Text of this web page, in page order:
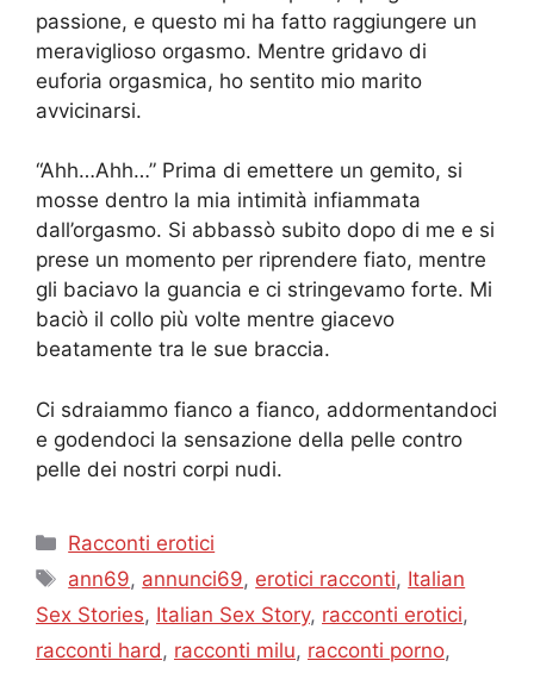
passione, e questo mi ha fatto raggiungere un
meraviglioso orgasmo. Mentre gridavo di
euforia orgasmica, ho sentito mio marito
avvicinarsi.
“Ahh…Ahh…” Prima di emettere un gemito, si
mosse dentro la mia intimità infiammata
dall’orgasmo. Si abbassò subito dopo di me e si
prese un momento per riprendere fiato, mentre
gli baciavo la guancia e ci stringevamo forte. Mi
baciò il collo più volte mentre giacevo
beatamente tra le sue braccia.
Ci sdraiammo fianco a fianco, addormentandoci
e godendoci la sensazione della pelle contro
pelle dei nostri corpi nudi.
Categories
Racconti erotici
Tags
ann69, annunci69, erotici racconti, Italian
Sex Stories, Italian Sex Story, racconti erotici,
racconti hard , racconti milu, racconti porno,